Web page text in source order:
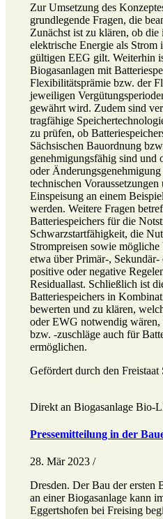
Zur Umsetzung des
grundlegende Fragen, die
Zunächst ist zu klären, ob die
elektrische Energie als Strom
gültigen EEG gilt. Weiterhin
Biogasanlagen mit
Flexibilitätsprämie bzw. der
jeweiligen
gewährt wird. Zudem sind
tragfähige
zu prüfen, ob
Sächsischen Bauordnung
genehmigungsfähig sind und
oder
technischen
Einspeisung an einem
werden. Weitere Fragen
Batteriespeichers für die
Schwarzstartfähigkeit, die
Strompreisen sowie
etwa über Primär-,
positive oder negative
Residuallast. Schließlich ist
Batteriespeichers in
bewerten und zu klären,
oder EWG notwendig
bzw. -zuschläge auch für
ermöglichen.
Gefördert durch den Freistaat
Direkt an Biogasanlage Bio-
Pressemitteilung in der
28. Mär 2023 /
Dresden. Der Bau der
an einer Biogasanlage kann
Eggertshofen bei Freising